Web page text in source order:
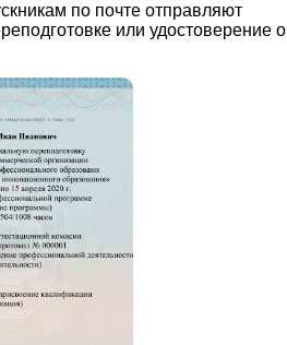
по почте отправляют
или удостоверение о